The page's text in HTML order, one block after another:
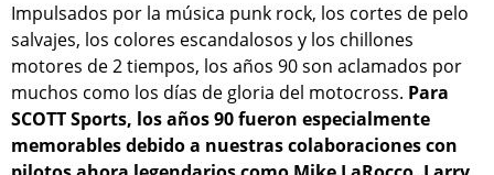
Impulsados por la música punk rock, los cortes de pelo
salvajes, los colores escandalosos y los chillones
motores de 2 tiempos, los años 90 son aclamados por
muchos como los días de gloria del motocross. Para
SCOTT Sports, los años 90 fueron especialmente
memorables debido a nuestras colaboraciones con